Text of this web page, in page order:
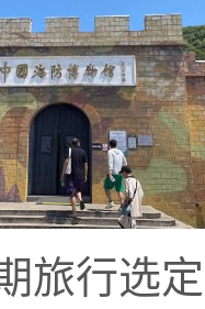
旅行选